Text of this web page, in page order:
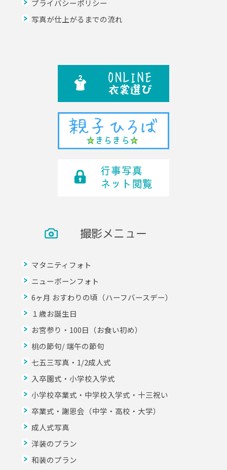
プライバシーポリシー
写真が仕上がるまでの流れ
撮影メニュー
マタニティフォト
ニューボーンフォト
6ヶ月 おすわりの頃（ハーフバースデー）
１歳お誕生日
お宮参り・100日（お食い初め）
桃の節句/ 端午の節句
七五三写真・1/2成人式
入卒園式・小学校入学式
小学校卒業式・中学校入学式・十三祝い
卒業式・謝恩会（中学・高校・大学）
成人式写真
洋装のプラン
和装のプラン